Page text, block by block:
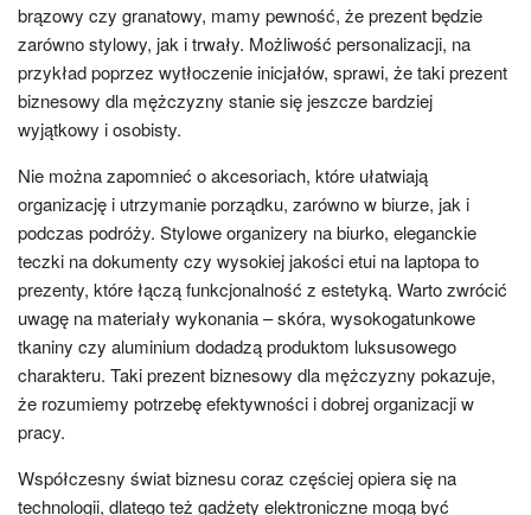
brązowy czy granatowy, mamy pewność, że prezent będzie
zarówno stylowy, jak i trwały. Możliwość personalizacji, na
przykład poprzez wytłoczenie inicjałów, sprawi, że taki prezent
biznesowy dla mężczyzny stanie się jeszcze bardziej
wyjątkowy i osobisty.
Nie można zapomnieć o akcesoriach, które ułatwiają
organizację i utrzymanie porządku, zarówno w biurze, jak i
podczas podróży. Stylowe organizery na biurko, eleganckie
teczki na dokumenty czy wysokiej jakości etui na laptopa to
prezenty, które łączą funkcjonalność z estetyką. Warto zwrócić
uwagę na materiały wykonania – skóra, wysokogatunkowe
tkaniny czy aluminium dodadzą produktom luksusowego
charakteru. Taki prezent biznesowy dla mężczyzny pokazuje,
że rozumiemy potrzebę efektywności i dobrej organizacji w
pracy.
Współczesny świat biznesu coraz częściej opiera się na
technologii, dlatego też gadżety elektroniczne mogą być